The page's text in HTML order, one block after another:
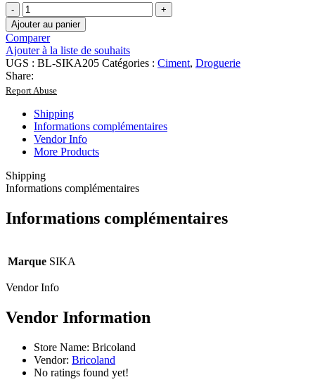
quantité
de
Colle
à
carrelage
Sika
Ceram
205
25Kg
SIKA
Ajouter au panier
Comparer
Ajouter à la liste de souhaits
UGS : BL-SIKA205 Catégories : Ciment, Droguerie
Share:
Report Abuse
Shipping
Informations complémentaires
Vendor Info
More Products
Shipping
Informations complémentaires
Informations complémentaires
Marque SIKA
Vendor Info
Vendor Information
Store Name: Bricoland
Vendor: Bricoland
No ratings found yet!